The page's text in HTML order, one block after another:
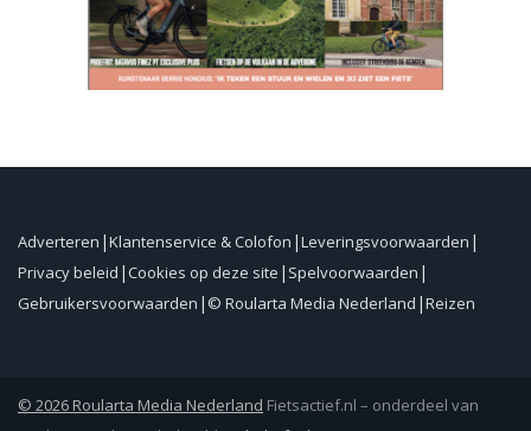
Adverteren Klantenservice & Colofon Leveringsvoorwaarden
Privacy beleid Cookies op deze site Spelvoorwaarden
Gebruikersvoorwaarden © Roularta Media Nederland Reizen
© 2026 Roularta Media Nederland Fietsactief.nl – onderdeel van